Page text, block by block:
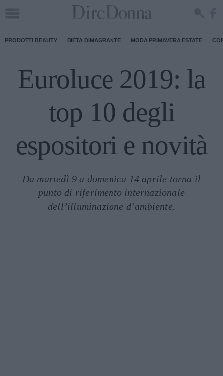
PRODOTTI BEAUTY DIETA DIMAGRANTE MODA PRIMAVERA ESTATE
Euroluce 2019: la
top 10 degli
espositori e novità
Da martedì 9 a domenica 14 aprile torna il
punto di riferimento internazionale
dell’illuminazione d’ambiente.